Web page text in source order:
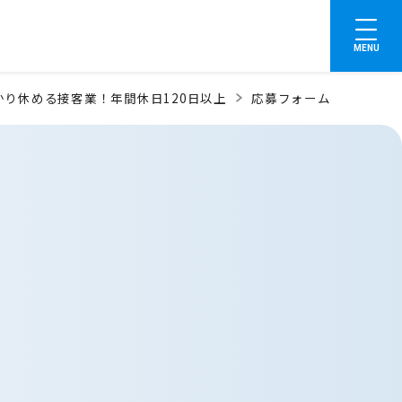
MENU
休める接客業！年間休日120日以上 応募フォーム